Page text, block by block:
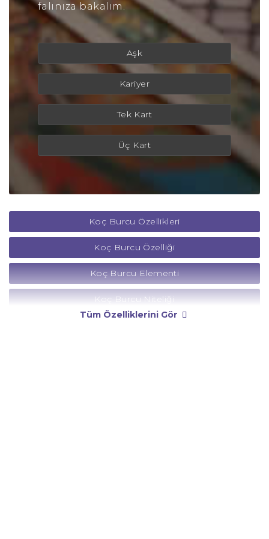
falınıza bakalım.
Aşk
Kariyer
Tek Kart
Üç Kart
Koç Burcu Özellikleri
Koç Burcu Özelliği
Koç Burcu Elementi
Koç Burcu Niteliği
Tüm Özelliklerini Gör